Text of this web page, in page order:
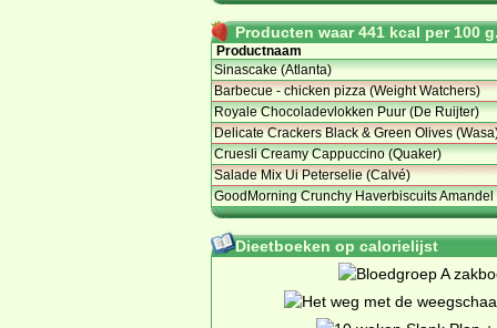
Producten waar 441 kcal per 100
Productnaam
Sinascake (Atlanta)
Barbecue - chicken pizza (Weight Watchers)
Royale Chocoladevlokken Puur (De Ruijter)
Delicate Crackers Black & Green Olives
Cruesli Creamy Cappuccino (Quaker)
Salade Mix Ui Peterselie (Calvé)
GoodMorning Crunchy Haverbiscuits Amandel
Dieetboeken op calorielijst